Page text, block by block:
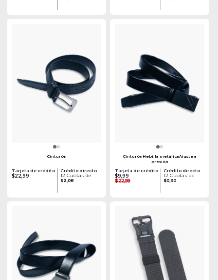
Cinturón
Tarjeta de crédito
$22,99
Crédito directo
12 Cuotas de
$2,08
CinturónHebilla metálicaAjuste a
presión
Tarjeta de crédito
$9,99
$22,99
Crédito directo
12 Cuotas de
$0,90